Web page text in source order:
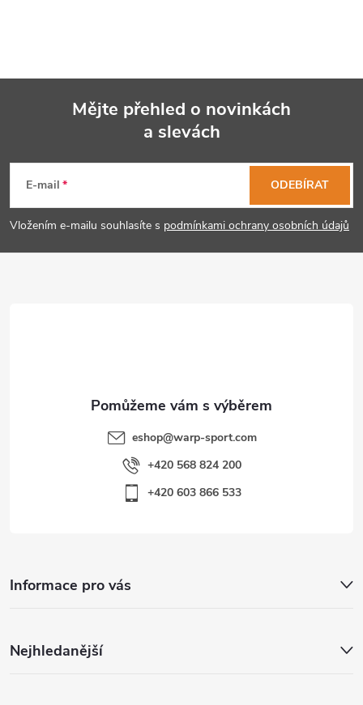
y
ý
p
p
Mějte přehled o novinkách
a slevách
E-mail
Vložením e-mailu souhlasíte s podmínkami ochrany osobních údajů
ODEBÍRAT
eshop@warp-sport.com
+420 568 824 200
+420 603 866 533
Informace pro vás
Nejhledanější